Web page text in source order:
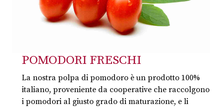
POMODORI FRESCHI
La nostra polpa di pomodoro è un prodotto 100%
italiano, proveniente da cooperative che raccolgono
i pomodori al giusto grado di maturazione, e li